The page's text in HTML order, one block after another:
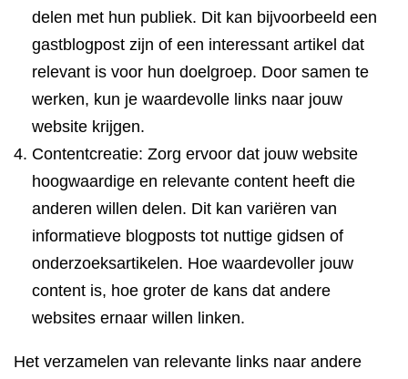
delen met hun publiek. Dit kan bijvoorbeeld een
gastblogpost zijn of een interessant artikel dat
relevant is voor hun doelgroep. Door samen te
werken, kun je waardevolle links naar jouw
website krijgen.
Contentcreatie: Zorg ervoor dat jouw website
hoogwaardige en relevante content heeft die
anderen willen delen. Dit kan variëren van
informatieve blogposts tot nuttige gidsen of
onderzoeksartikelen. Hoe waardevoller jouw
content is, hoe groter de kans dat andere
websites ernaar willen linken.
Het verzamelen van relevante links naar andere